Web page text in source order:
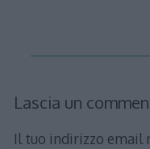
Lascia un
Il tuo indirizzo email